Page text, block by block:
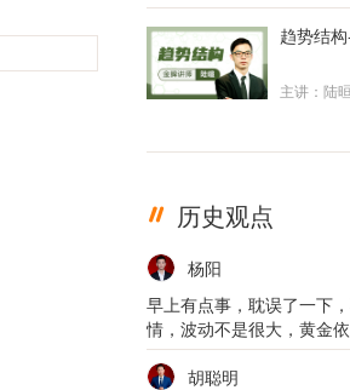
02月11
5m
02月10
趋势结
主讲：陆晅
历史观点
杨阳
早上有点事，耽误了一下
情，波动不是很大，黄金
仅供参考,不做为交易依据
胡聪明